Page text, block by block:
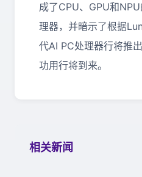
成了CPU、GPU和
理器，并暗示了根据
代AI PC处理器行将推
功用行将到来。
相关新闻